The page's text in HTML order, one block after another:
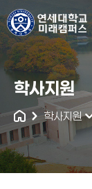
연세대학교
통합검색
학사지원
학사지원